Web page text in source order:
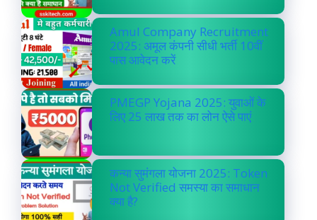
Amul Company Recruitment
2025: अमूल कंपनी सीधी भर्ती 10वीं
पास आवेदन करें
PMEGP Yojana 2025: युवाओं के
लिए 25 लाख तक का लोन ऐसे पाएं
कन्या सुमंगला योजना 2025: Token
Not Verified समस्या का समाधान
क्या है?